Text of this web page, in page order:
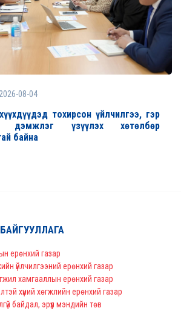
2026-08-04
тохирсон үйлчилгээ, гэр
үзүүлэх хөтөлбөр
байна
ерөнхий газар
үйлчилгээний ерөнхий газар
хамгааллын ерөнхий газар
хүний хөгжлийн ерөнхий газар
байдал, эрүүл мэндийн төв